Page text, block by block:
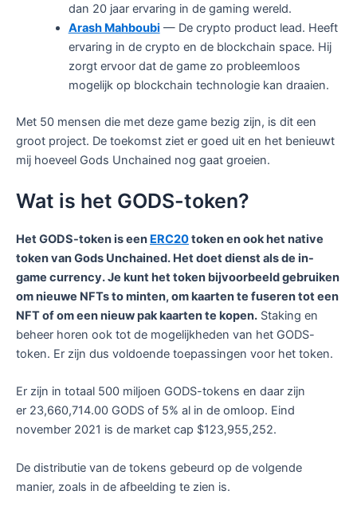
dan 20 jaar ervaring in de gaming wereld.
Arash Mahboubi — De crypto product lead. Heeft
ervaring in de crypto en de blockchain space. Hij
zorgt ervoor dat de game zo probleemloos
mogelijk op blockchain technologie kan draaien.
Met 50 mensen die met deze game bezig zijn, is dit een
groot project. De toekomst ziet er goed uit en het benieuwt
mij hoeveel Gods Unchained nog gaat groeien.
Wat is het GODS-token?
Het GODS-token is een ERC20token en ook het native
token van Gods Unchained. Het doet dienst als de in-
game currency. Je kunt het token bijvoorbeeld gebruiken
om nieuwe NFTs to minten, om kaarten te fuseren tot een
NFT of om een nieuw pak kaarten te kopen. Staking en
beheer horen ook tot de mogelijkheden van het GODS-
token. Er zijn dus voldoende toepassingen voor het token.
Er zijn in totaal 500 miljoen GODS-tokens en daar zijn
er 23,660,714.00 GODS of 5% al in de omloop. Eind
november 2021 is de market cap $123,955,252.
De distributie van de tokens gebeurd op de volgende
manier, zoals in de afbeelding te zien is.